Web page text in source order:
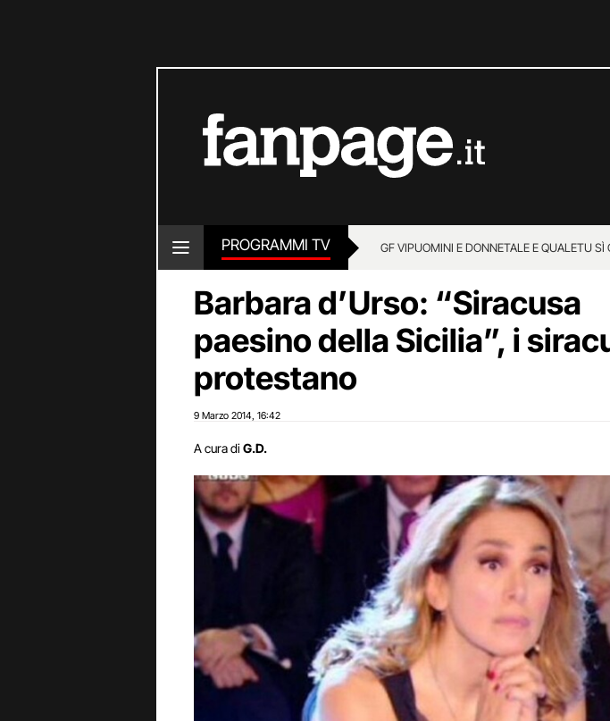
PROGRAMMI TV GF VIPUOMINI E DONNETALE E QUALETU SÌ
Barbara d’Urso: “Siracusa
paesino della Sicilia”, i
protestano
9 Marzo 2014 16:42
A cura di G.D.